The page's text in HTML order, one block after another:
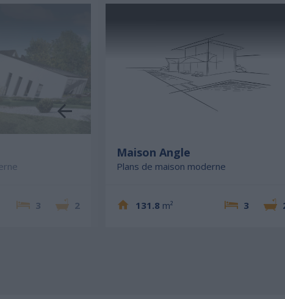
3 2
Maison Angle
Plans de maison moderne
131.8 m² 3